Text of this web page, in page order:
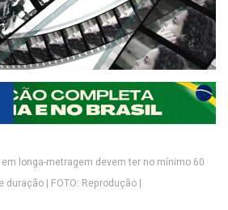
longa-metragem devem ter no mínimo 60
duração | FOTO: Reprodução |